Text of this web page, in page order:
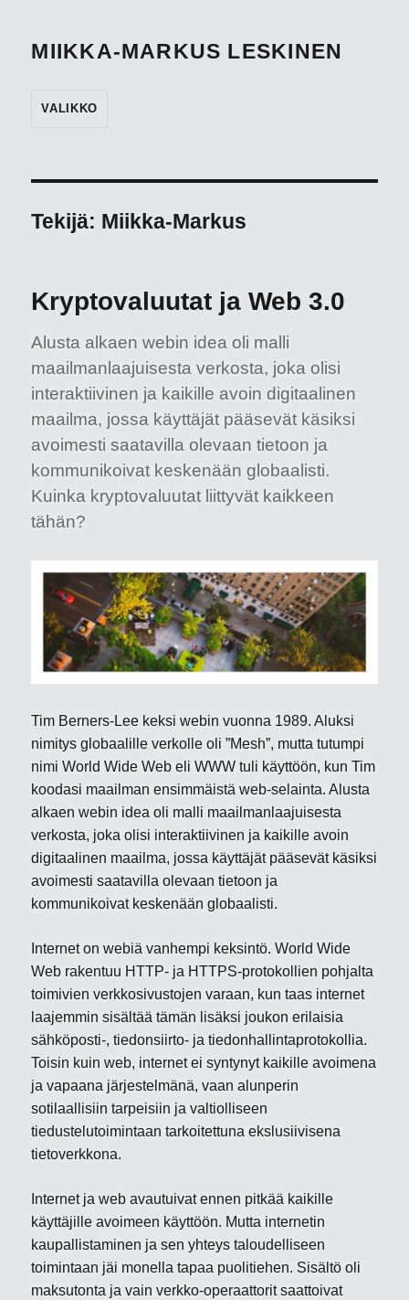
MIIKKA-MARKUS LESKINEN
VALIKKO
Tekijä: Miikka-Markus
Kryptovaluutat ja Web 3.0
Alusta alkaen webin idea oli malli
maailmanlaajuisesta verkosta, joka olisi
interaktiivinen ja kaikille avoin digitaalinen
maailma, jossa käyttäjät pääsevät käsiksi
avoimesti saatavilla olevaan tietoon ja
kommunikoivat keskenään globaalisti.
Kuinka kryptovaluutat liittyvät kaikkeen
tähän?
Tim Berners-Lee keksi webin vuonna 1989. Aluksi
nimitys globaalille verkolle oli ”Mesh”, mutta tutumpi
nimi World Wide Web eli WWW tuli käyttöön, kun Tim
koodasi maailman ensimmäistä web-selainta. Alusta
alkaen webin idea oli malli maailmanlaajuisesta
verkosta, joka olisi interaktiivinen ja kaikille avoin
digitaalinen maailma, jossa käyttäjät pääsevät käsiksi
avoimesti saatavilla olevaan tietoon ja
kommunikoivat keskenään globaalisti.
Internet on webiä vanhempi keksintö. World Wide
Web rakentuu HTTP- ja HTTPS-protokollien pohjalta
toimivien verkkosivustojen varaan, kun taas internet
laajemmin sisältää tämän lisäksi joukon erilaisia
sähköposti-, tiedonsiirto- ja tiedonhallintaprotokollia.
Toisin kuin web, internet ei syntynyt kaikille avoimena
ja vapaana järjestelmänä, vaan alunperin
sotilaallisiin tarpeisiin ja valtiolliseen
tiedustelutoimintaan tarkoitettuna ekslusiivisena
tietoverkkona.
Internet ja web avautuivat ennen pitkää kaikille
käyttäjille avoimeen käyttöön. Mutta internetin
kaupallistaminen ja sen yhteys taloudelliseen
toimintaan jäi monella tapaa puolitiehen. Sisältö oli
maksutonta ja vain verkko-operaattorit saattoivat